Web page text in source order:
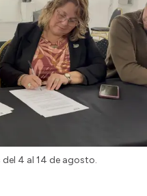
4 al 14 de agosto.